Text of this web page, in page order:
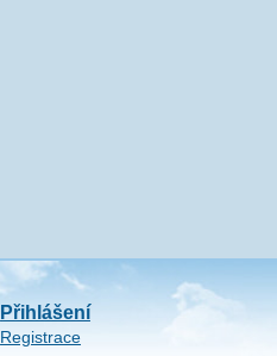
Přihlášení
Registrace